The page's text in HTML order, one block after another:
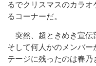
るでクリスマスのカラ
るコーナーだ。
突然、超ときめき宣伝
そして何人かのメンバ
テージに残ったのは春